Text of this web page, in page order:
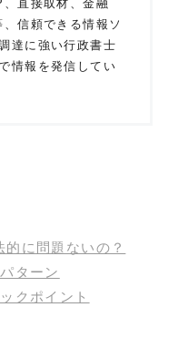
、直接取材、金融
信頼できる情報ソ
達に強い行政書士
情報を発信してい
に問題ないの？
ターン
クポイント